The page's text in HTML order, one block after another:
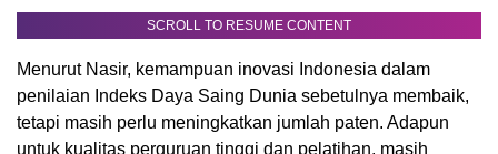
SCROLL TO RESUME CONTENT
Menurut Nasir, kemampuan inovasi Indonesia dalam
penilaian Indeks Daya Saing Dunia sebetulnya membaik,
tetapi masih perlu meningkatkan jumlah paten. Adapun
untuk kualitas perguruan tinggi dan pelatihan, masih